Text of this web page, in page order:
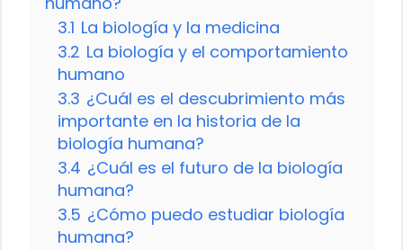
3.1 La biología y la medicina
3.2 La biología y el comportamiento
humano
3.3 ¿Cuál es el descubrimiento más
importante en la historia de la
biología humana?
3.4 ¿Cuál es el futuro de la biología
humana?
3.5 ¿Cómo puedo estudiar biología
humana?